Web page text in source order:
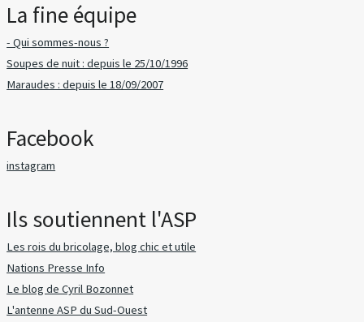
La fine équipe
- Qui sommes-nous ?
Soupes de nuit : depuis le 25/10/1996
Maraudes : depuis le 18/09/2007
Facebook
instagram
Ils soutiennent l'ASP
Les rois du bricolage, blog chic et utile
Nations Presse Info
Le blog de Cyril Bozonnet
L'antenne ASP du Sud-Ouest